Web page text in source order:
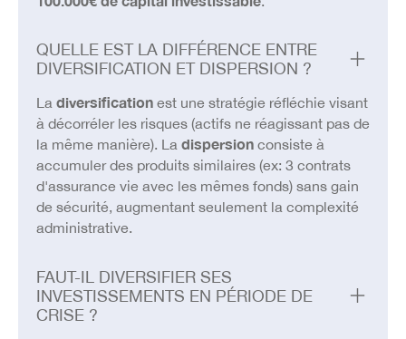
QUELLE EST LA DIFFÉRENCE ENTRE
DIVERSIFICATION ET DISPERSION ?
La diversificationest une stratégie réfléchie visant
à décorréler les risques (actifs ne réagissant pas de
la même manière). La dispersionconsiste à
accumuler des produits similaires (ex: 3 contrats
d'assurance vie avec les mêmes fonds) sans gain
de sécurité, augmentant seulement la complexité
administrative.
FAUT-IL DIVERSIFIER SES
INVESTISSEMENTS EN PÉRIODE DE
CRISE ?